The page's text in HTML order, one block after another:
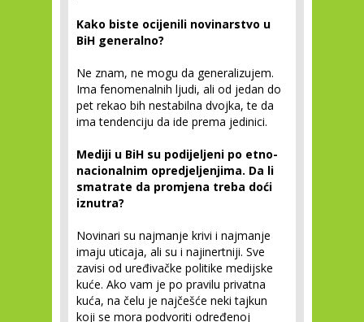
Kako biste ocijenili novinarstvo u
BiH generalno?
Ne znam, ne mogu da generalizujem.
Ima fenomenalnih ljudi, ali od jedan do
pet rekao bih nestabilna dvojka, te da
ima tendenciju da ide prema jedinici.
Mediji u BiH su podijeljeni po etno-
nacionalnim opredjeljenjima. Da li
smatrate da promjena treba doći
iznutra?
Novinari su najmanje krivi i najmanje
imaju uticaja, ali su i najinertniji. Sve
zavisi od uređivačke politike medijske
kuće. Ako vam je po pravilu privatna
kuća, na čelu je najčešće neki tajkun
koji se mora podvoriti određenoj